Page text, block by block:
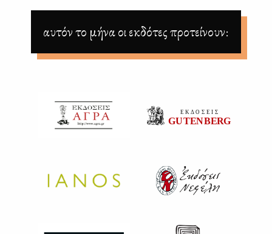
αυτόν το μήνα οι εκδότες προτείνουν: